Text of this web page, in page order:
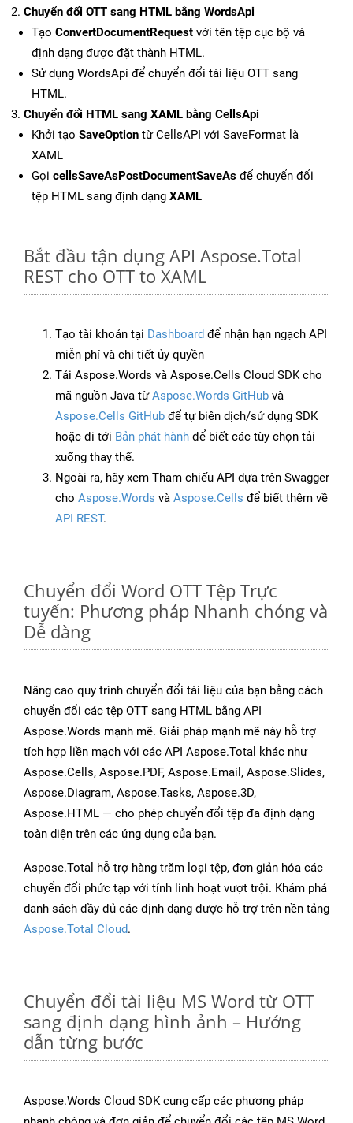
Chuyển đổi OTT sang HTML bằng WordsApi
Tạo ConvertDocumentRequest với tên tệp cục bộ và
định dạng được đặt thành HTML.
Sử dụng WordsApi để chuyển đổi tài liệu OTT sang
HTML.
Chuyển đổi HTML sang XAML bằng CellsApi
Khởi tạo SaveOption từ CellsAPI với SaveFormat là
XAML
Gọi cellsSaveAsPostDocumentSaveAs để chuyển đổi
tệp HTML sang định dạng XAML
Bắt đầu tận dụng API Aspose.Total
REST cho OTT to XAML
Tạo tài khoản tại Dashboard để nhận hạn ngạch API
miễn phí và chi tiết ủy quyền
Tải Aspose.Words và Aspose.Cells Cloud SDK cho
mã nguồn Java từAspose.Words GitHub và
Aspose.Cells GitHub để tự biên dịch/sử dụng SDK
hoặc đi tới Bản phát hành để biết các tùy chọn tải
xuống thay thế.
Ngoài ra, hãy xem Tham chiếu API dựa trên Swagger
cho Aspose.Words và Aspose.Cells để biết thêm về
API REST.
Chuyển đổi Word OTT Tệp Trực
tuyến: Phương pháp Nhanh chóng và
Dễ dàng
Nâng cao quy trình chuyển đổi tài liệu của bạn bằng cách
chuyển đổi các tệp OTT sang HTML bằng API
Aspose.Words mạnh mẽ. Giải pháp mạnh mẽ này hỗ trợ
tích hợp liền mạch với các API Aspose.Total khác như
Aspose.Cells, Aspose.PDF, Aspose.Email, Aspose.Slides,
Aspose.Diagram, Aspose.Tasks, Aspose.3D,
Aspose.HTML — cho phép chuyển đổi tệp đa định dạng
toàn diện trên các ứng dụng của bạn.
Aspose.Total hỗ trợ hàng trăm loại tệp, đơn giản hóa các
chuyển đổi phức tạp với tính linh hoạt vượt trội. Khám phá
danh sách đầy đủ các định dạng được hỗ trợ trên nền tảng
Aspose.Total Cloud.
Chuyển đổi tài liệu MS Word từ OTT
sang định dạng hình ảnh – Hướng
dẫn từng bước
Aspose.Words Cloud SDK cung cấp các phương pháp